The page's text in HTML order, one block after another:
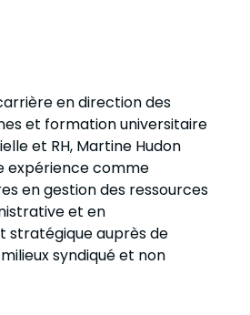
en direction des
et formation universitaire
et RH, Martine Hudon
expérience comme
en gestion des ressources
et en
stratégique auprès de
syndiqué et non